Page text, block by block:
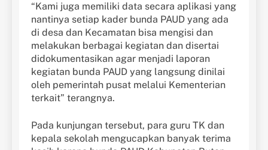
“Kami juga memiliki data secara aplikasi yang
nantinya setiap kader bunda PAUD yang ada
di desa dan Kecamatan bisa mengisi dan
melakukan berbagai kegiatan dan disertai
didokumentasikan agar menjadi laporan
kegiatan bunda PAUD yang langsung dinilai
oleh pemerintah pusat melalui Kementerian
terkait” terangnya.
Pada kunjungan tersebut, para guru TK dan
kepala sekolah mengucapkan banyak terima